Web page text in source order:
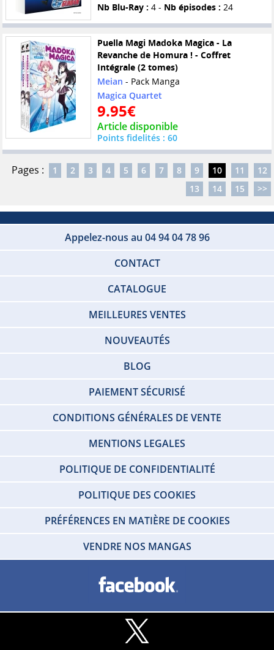
Nb Blu-Ray : 4 - Nb épisodes : 24
Puella Magi Madoka Magica - La
Revanche de Homura ! - Coffret
Intégrale (2 tomes)
Meian - Pack Manga
Magica Quartet
9.95€
Article disponible
Points fidelités : 60
Pages : 1 2 3 4 5 6 7 8 9 10 11
12
13
14 15 >>
Appelez-nous au 04 94 04 78 96
CONTACT
CATALOGUE
MEILLEURES VENTES
NOUVEAUTÉS
BLOG
PAIEMENT SÉCURISÉ
CONDITIONS GÉNÉRALES DE VENTE
MENTIONS LEGALES
POLITIQUE DE CONFIDENTIALITÉ
POLITIQUE DES COOKIES
PRÉFÉRENCES EN MATIÈRE DE COOKIES
VENDRE NOS MANGAS